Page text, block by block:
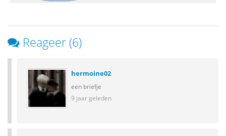
Reageer (6)
hermoine02
een briefje
9 jaar geleden